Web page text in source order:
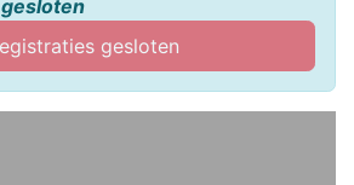
gesloten
gesloten